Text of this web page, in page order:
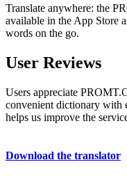
Translate anywhere: the
available in the App Store
words on the go.
User Reviews
Users appreciate
convenient dictionary with
helps us improve the
Download the translator